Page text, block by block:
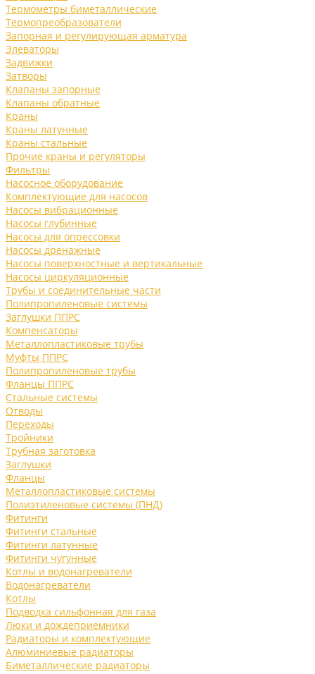
Термометры биметаллические
Термопреобразователи
Запорная и регулирующая арматура
Элеваторы
Задвижки
Затворы
Клапаны запорные
Клапаны обратные
Краны
Краны латунные
Краны стальные
Прочие краны и регуляторы
Фильтры
Насосное оборудование
Комплектующие для насосов
Насосы вибрационные
Насосы глубинные
Насосы для опрессовки
Насосы дренажные
Насосы поверхностные и вертикальные
Насосы циркуляционные
Трубы и соединительные части
Полипропиленовые системы
Заглушки ППРС
Компенсаторы
Металлопластиковые трубы
Муфты ППРС
Полипропиленовые трубы
Фланцы ППРС
Стальные системы
Отводы
Переходы
Тройники
Трубная заготовка
Заглушки
Фланцы
Металлопластиковые системы
Полиэтиленовые системы (ПНД)
Фитинги
Фитинги стальные
Фитинги латунные
Фитинги чугунные
Котлы и водонагреватели
Водонагреватели
Котлы
Подводка сильфонная для газа
Люки и дождеприемники
Радиаторы и комплектующие
Алюминиевые радиаторы
Биметаллические радиаторы